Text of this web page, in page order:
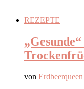
REZEPTE
von Erdbeerqueen